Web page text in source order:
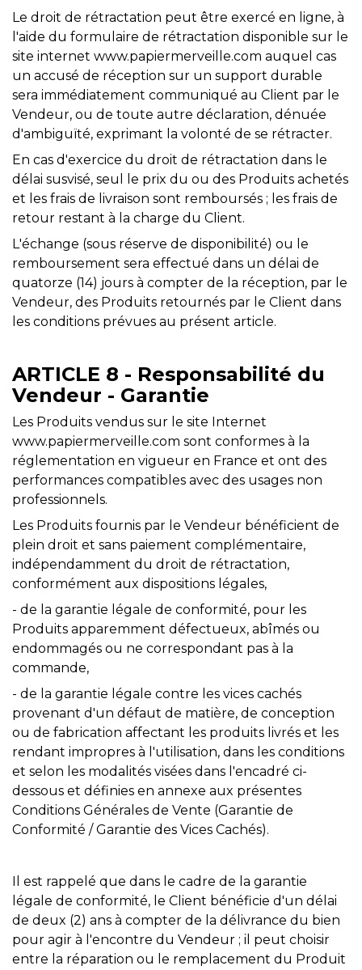
Le droit de rétractation peut être exercé en ligne, à
l'aide du formulaire de rétractation disponible sur le
site internet www.papiermerveille.com auquel cas
un accusé de réception sur un support durable
sera immédiatement communiqué au Client par le
Vendeur, ou de toute autre déclaration, dénuée
d'ambiguïté, exprimant la volonté de se rétracter.
En cas d'exercice du droit de rétractation dans le
délai susvisé, seul le prix du ou des Produits achetés
et les frais de livraison sont remboursés ; les frais de
retour restant à la charge du Client.
L'échange (sous réserve de disponibilité) ou le
remboursement sera effectué dans un délai de
quatorze (14) jours à compter de la réception, par le
Vendeur, des Produits retournés par le Client dans
les conditions prévues au présent article.
ARTICLE 8 - Responsabilité du
Vendeur - Garantie
Les Produits vendus sur le site Internet
www.papiermerveille.com sont conformes à la
réglementation en vigueur en France et ont des
performances compatibles avec des usages non
professionnels.
Les Produits fournis par le Vendeur bénéficient de
plein droit et sans paiement complémentaire,
indépendamment du droit de rétractation,
conformément aux dispositions légales,
- de la garantie légale de conformité, pour les
Produits apparemment défectueux, abîmés ou
endommagés ou ne correspondant pas à la
commande,
- de la garantie légale contre les vices cachés
provenant d'un défaut de matière, de conception
ou de fabrication affectant les produits livrés et les
rendant impropres à l'utilisation, dans les conditions
et selon les modalités visées dans l'encadré ci-
dessous et définies en annexe aux présentes
Conditions Générales de Vente (Garantie de
Conformité / Garantie des Vices Cachés).
Il est rappelé que dans le cadre de la garantie
légale de conformité, le Client bénéficie d'un délai
de deux (2) ans à compter de la délivrance du bien
pour agir à l'encontre du Vendeur ; il peut choisir
entre la réparation ou le remplacement du Produit